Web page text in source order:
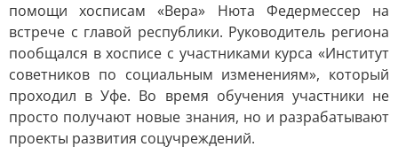
помощи хосписам «Вера» Нюта Федермессер на
встрече с главой республики. Руководитель региона
пообщался в хосписе с участниками курса «Институт
советников по социальным изменениям», который
проходил в Уфе. Во время обучения участники не
просто получают новые знания, но и разрабатывают
проекты развития соцучреждений.